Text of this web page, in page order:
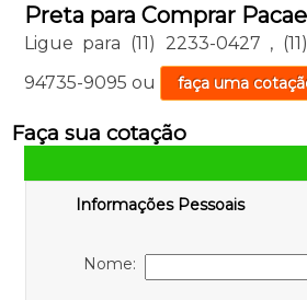
Preta para Comprar
Ligue para (11) 2233-0427 ,
94735-9095 ou faça uma
Faça sua cotação
Informações Pessoais
Nome: